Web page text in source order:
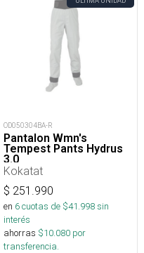
OD050304BA-R
Pantalon Wmn's
Tempest Pants Hydrus
3.0
Kokatat
$ 251.990
en 6cuotas de $41.998sin
interés
ahorras $10.080 por
transferencia.